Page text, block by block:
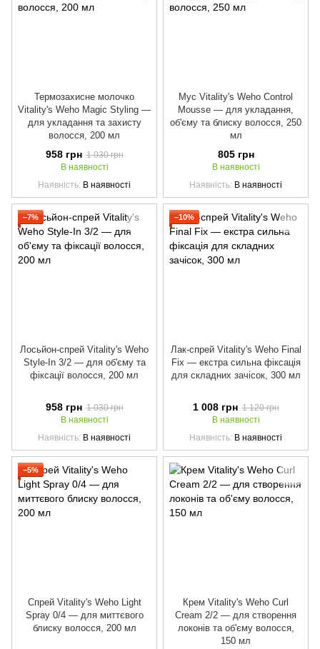
Термозахисне молочко
Vitality's Weho Magic Styling —
для укладання та захисту
волосся, 200 мл
958 грн 1 030 грн
В наявності
Наявність В наявності
Мус Vitality's Weho Control
Mousse — для укладання,
об'єму та блиску волосся, 250
мл
805 грн
В наявності
Наявність В наявності
−7%
Лосьйон-спрей Vitality's Weho
Style-In 3/2 — для об'єму та
фіксації волосся, 200 мл
958 грн 1 030 грн
В наявності
Наявність В наявності
−10%
Лак-спрей Vitality's Weho Final
Fix — екстра сильна фіксація
для складних зачісок, 300 мл
1 008 грн 1 120 грн
В наявності
Наявність В наявності
−5%
Спрей Vitality's Weho Light
Spray 0/4 — для миттєвого
блиску волосся, 200 мл
Крем Vitality's Weho Curl
Cream 2/2 — для створення
локонів та об'єму волосся,
150 мл